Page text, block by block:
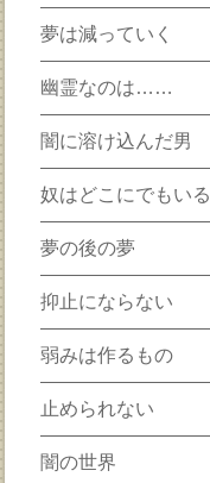
夢は減っていく
幽霊なのは……
闇に溶け込んだ男
奴はどこにでもいる
夢の後の夢
抑止にならない
弱みは作るもの
止められない
闇の世界